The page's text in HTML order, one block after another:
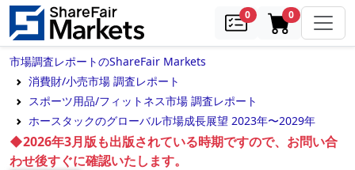
0samples0in cart
市場調査レポートのShareFair Markets
消費財/小売市場 調査レポート
スポーツ用品/フィットネス市場 調査レポート
ホースタックのグローバル市場成長展望 2023年〜2029年
◆2026年3月版も出版されている時期ですので、お問い合
わせ後すぐに確認いたします。